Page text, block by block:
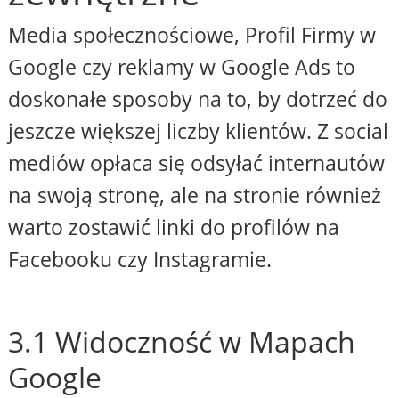
Media społecznościowe, Profil Firmy w
Google czy reklamy w Google Ads to
doskonałe sposoby na to, by dotrzeć do
jeszcze większej liczby klientów. Z social
mediów opłaca się odsyłać internautów
na swoją stronę, ale na stronie również
warto zostawić linki do profilów na
Facebooku czy Instagramie.
3.1 Widoczność w Mapach
Google